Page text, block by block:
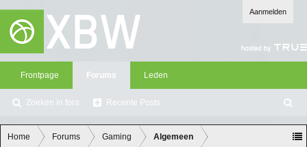
Aanmelden
Frontpage Forums
Zoeken in fora Recente Posts
Leden
oe
ke
Home Forums Gaming Algemeen